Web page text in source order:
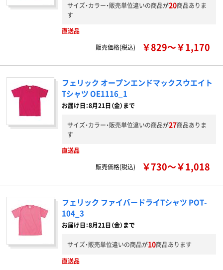
サイズ・カラー・販売単位違いの商品が20商品ありま
す
直送品
販売価格(税込)
￥829～￥1,170
フェリック オープンエンドマックスウエイト
Tシャツ OE1116_1
お届け日：8月21日（金）まで
サイズ・カラー・販売単位違いの商品が27商品ありま
す
直送品
販売価格(税込)
￥730～￥1,018
フェリック ファイバードライTシャツ POT-
104_3
お届け日：8月21日（金）まで
サイズ・販売単位違いの商品が10商品あります
直送品